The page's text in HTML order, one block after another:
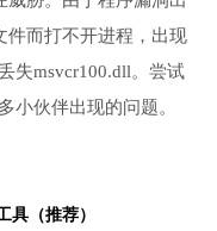
件而打不开进程，出现
失msvcr100.dll。尝试
小伙伴出现的问题。
具（推荐）